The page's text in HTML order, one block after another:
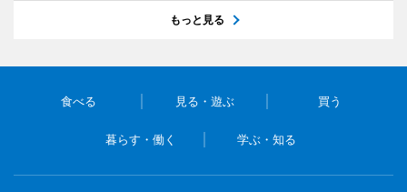
もっと見る
食べる 見る・遊ぶ 買う
暮らす・働く 学ぶ・知る